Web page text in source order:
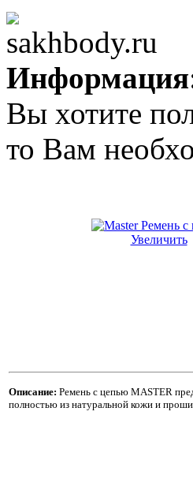
Информация
Вы хотите
то Вам
Увеличить
Описание: Ремень с цепью MASTER
полностью из натуральной кожи и